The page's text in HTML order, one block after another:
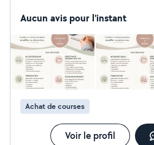
de langue * Aide aux démarches administratives *
Accompagnement | compagnie
domicile (seniors)
Aucun avis pour l'instant
Achat de courses
Voir le profil